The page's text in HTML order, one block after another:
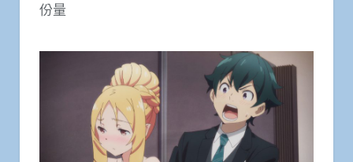
份量